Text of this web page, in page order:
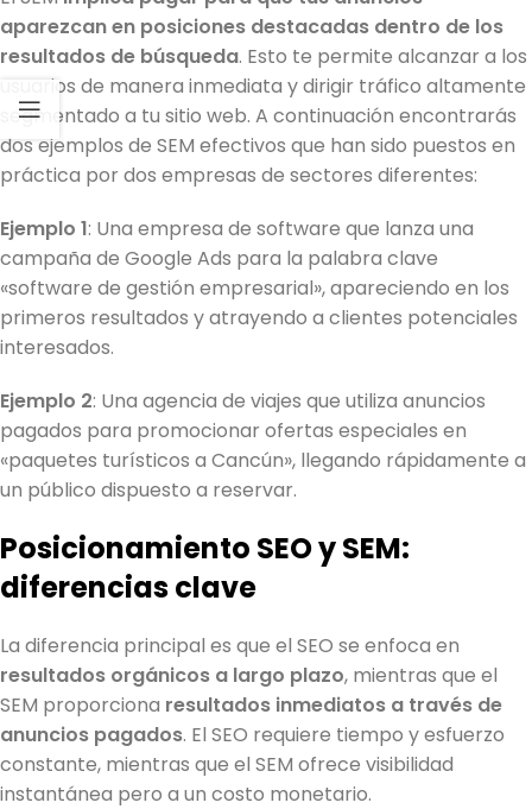
aparezcan en posiciones destacadas dentro de los
resultados de búsqueda. Esto te permite alcanzar a los
usuarios de manera inmediata y dirigir tráfico altamente
segmentado a tu sitio web. A continuación encontrarás
dos ejemplos de SEM efectivos que han sido puestos en
práctica por dos empresas de sectores diferentes:
Ejemplo 1: Una empresa de software que lanza una
campaña de Google Ads para la palabra clave
«software de gestión empresarial», apareciendo en los
primeros resultados y atrayendo a clientes potenciales
interesados.
Ejemplo 2: Una agencia de viajes que utiliza anuncios
pagados para promocionar ofertas especiales en
«paquetes turísticos a Cancún», llegando rápidamente a
un público dispuesto a reservar.
Posicionamiento SEO y SEM:
diferencias clave
La diferencia principal es que el SEO se enfoca en
resultados orgánicos a largo plazo, mientras que el
SEM proporciona resultados inmediatos a través de
anuncios pagados. El SEO requiere tiempo y esfuerzo
constante, mientras que el SEM ofrece visibilidad
instantánea pero a un costo monetario.